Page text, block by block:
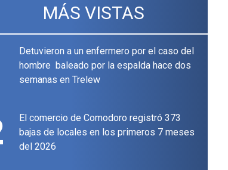
MÁS VISTAS
Detuvieron a un enfermero por el caso del
hombre baleado por la espalda hace dos
semanas en Trelew
El comercio de Comodoro registró 373
bajas de locales en los primeros 7 meses
del 2026